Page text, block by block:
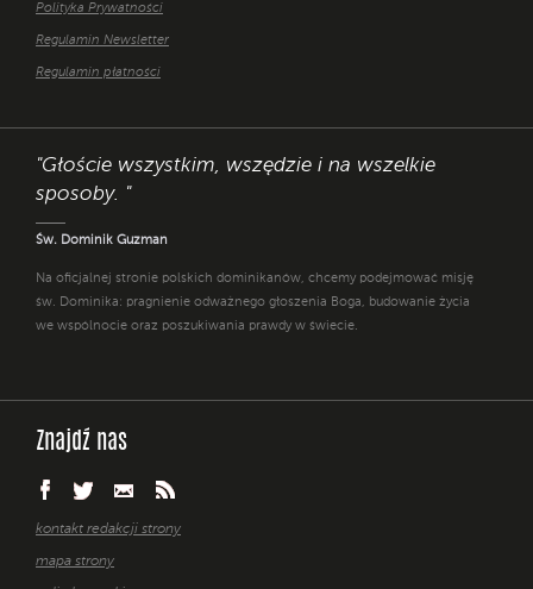
Polityka Prywatności
Regulamin Newsletter
Regulamin płatności
"Głoście wszystkim, wszędzie i na wszelkie
sposoby. "
Św. Dominik Guzman
Na oficjalnej stronie polskich dominikanów, chcemy podejmować misję
św. Dominika: pragnienie odważnego głoszenia Boga, budowanie życia
we wspólnocie oraz poszukiwania prawdy w świecie.
Znajdź nas
kontakt redakcji strony
mapa strony